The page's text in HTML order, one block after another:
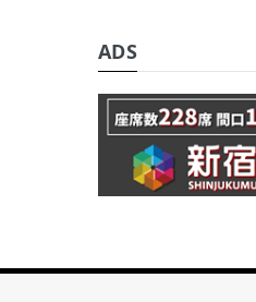
ADS